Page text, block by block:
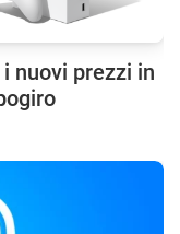
nuovi prezzi in